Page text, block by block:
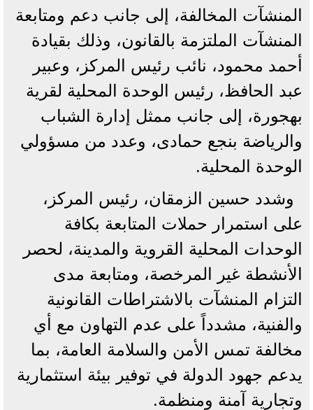
المنشآت المخالفة، إلى جانب دعم ومتابعة
المنشآت الملتزمة بالقانون، وذلك بقيادة
أحمد محمود، نائب رئيس المركز، وعبير
عبد الحافظ، رئيس الوحدة المحلية لقرية
بهجورة، إلى جانب ممثل إدارة الشباب
والرياضة بنجع حمادى، وعدد من مسؤولي
الوحدة المحلية.
وشدد حسين الزمقان، رئيس المركز،
على استمرار حملات المتابعة بكافة
الوحدات المحلية القروية والمدينة، لحصر
الأنشطة غير المرخصة، ومتابعة مدى
التزام المنشآت بالاشتراطات القانونية
والفنية، مشدداً على عدم التهاون مع أي
مخالفة تمس الأمن والسلامة العامة، بما
يدعم جهود الدولة في توفير بيئة استثمارية
وتجارية آمنة ومنظمة.